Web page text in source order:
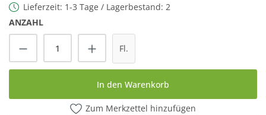
Lieferzeit: 1-3 Tage / Lagerbestand: 2
ANZAHL
Produkt Anzahl: Gib den gewünschten
Fl.
In den Warenkorb
Zum Merkzettel hinzufügen